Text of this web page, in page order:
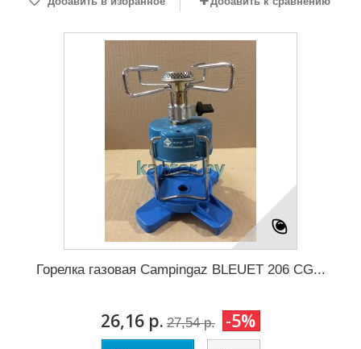
Горелка газовая Campingaz BLEUET 206 CG...
26,16 р. 27,54 р. -5%